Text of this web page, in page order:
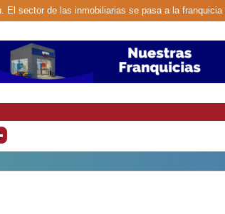
El sector de las inmobiliarias se pasa a la franquicia